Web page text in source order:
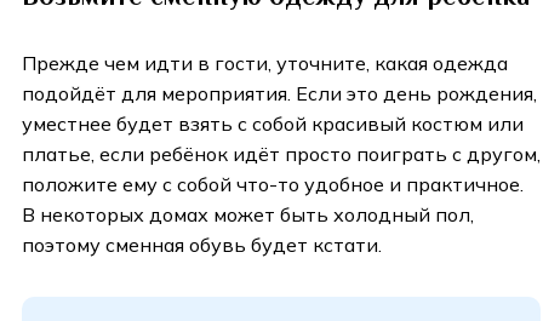
Прежде чем идти в гости, уточните, какая одежда
подойдёт для мероприятия. Если это день рождения,
уместнее будет взять с собой красивый костюм или
платье, если ребёнок идёт просто поиграть с другом,
положите ему с собой что-то удобное и практичное.
В некоторых домах может быть холодный пол,
поэтому сменная обувь будет кстати.